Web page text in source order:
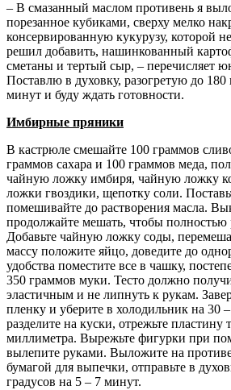
– В смазанный маслом противень я
порезанное кубиками, сверху мелко
консервированную кукурузу, которой
решил добавить, нашинкованный
сметаны и тертый сыр, – перечисляет
Поставлю в духовку, разогретую до 180
минут и буду ждать готовности.
Имбирные пряники
В кастрюле смешайте 100 граммов
граммов сахара и 100 граммов меда,
чайную ложку имбиря, чайную ложку
ложки гвоздики, щепотку соли.
помешивайте до растворения масла.
продолжайте мешать, чтобы полностью
Добавьте чайную ложку соды,
массу положите яйцо, доведите до
удобства поместите все в чашку,
350 граммов муки. Тесто должно
эластичным и не липнуть к рукам.
пленку и уберите в холодильник на 30
разделите на куски, отрежьте
миллиметра. Вырежьте фигурки при
вылепите руками. Выложите на
бумагой для выпечки, отправьте в
градусов на 5 – 7 минут.